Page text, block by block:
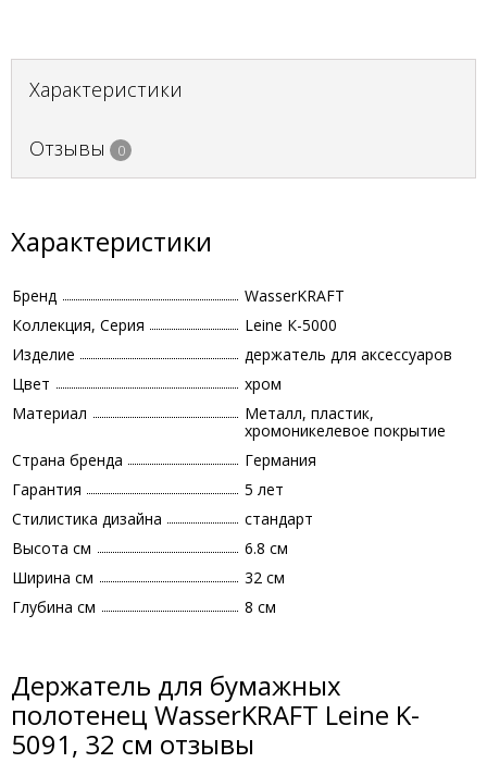
Характеристики
Отзывы 0
Характеристики
Бренд
WasserKRAFT
Коллекция, Серия
Leine К-5000
Изделие
держатель для аксессуаров
Цвет
хром
Материал
Металл, пластик,
хромоникелевое покрытие
Страна бренда
Германия
Гарантия
5 лет
Стилистика дизайна
стандарт
Высота см
6.8 см
Ширина см
32 см
Глубина см
8 см
Держатель для бумажных
полотенец WasserKRAFT Leine K-
5091, 32 см отзывы